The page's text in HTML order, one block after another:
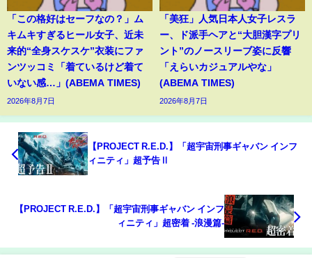
「この格好はセーフなの？」ム
キムキすぎるヒール女子、近未
来的“全身スケスケ”衣装にファ
ンツッコミ「着ているけど着て
いない感…」(ABEMA TIMES)
2026年8月7日
「美狂」人気日本人女子レスラ
ー、ド派手ヘアと“大胆漢字プリ
ント”のノースリーブ姿に反響
「えらいカジュアルやな」
(ABEMA TIMES)
2026年8月7日
【PROJECT R.E.D.】「超宇宙刑事ギャバン インフ
ィニティ」超予告Ⅱ
【PROJECT R.E.D.】「超宇宙刑事ギャバン インフ
ィニティ」超密着 -浪漫篇-